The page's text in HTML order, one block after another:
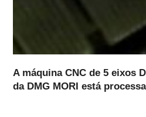
A máquina CNC de 5 eixos
da DMG MORI está